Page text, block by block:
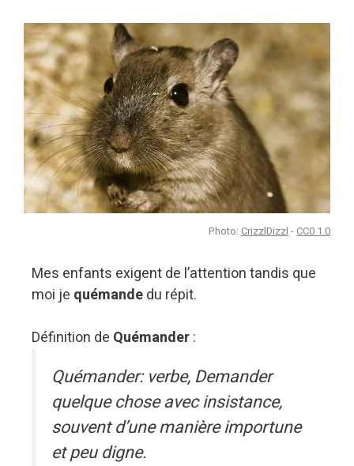
Photo: CrizzlDizzl - CC0 1.0
Mes enfants exigent de l’attention tandis que
moi je quémandedu répit.
Définition de Quémander:
Quémander: verbe, Demander
quelque chose avec insistance,
souvent d’une manière importune
et peu digne.